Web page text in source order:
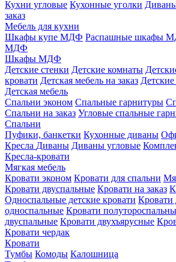
Кухни угловые Кухонные уголки
заказ
Мебель для кухни
Шкафы купе МДФ Распашные шкафы
МДФ
Шкафы МДФ
Детские стенки Детские комнаты
кровати Детская мебель на заказ
Детская мебель
Спальни эконом Спальные гарнитуры
Спальни на заказ Угловые спальные
Спальни
Пуфики, банкетки Кухонные диваны
Кресла Диваны Диваны угловые
Кресла-кровати
Мягкая мебель
Кровати эконом Кровати для спальни
Кровати двуспальные Кровати на заказ
Односпальные детские кровати Кровати
односпальные Кровати
двуспальные Кровати двухъярусные
Кровати чердак
Кровати
Тумбы Комоды Калошница